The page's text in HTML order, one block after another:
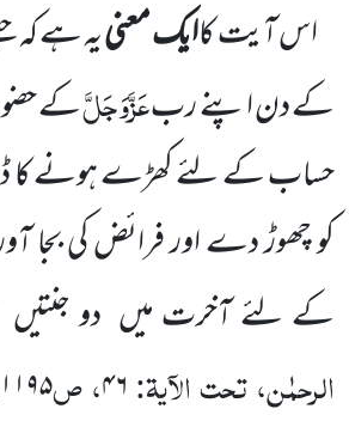
اس آیت کاایک معنییہ ہے کہ
کے دن اپنے ربعَزَّوَجَلَّکے
حسابکے لئے کھڑے ہونے کا ڈر
کو چھوڑ دے اور فرائض کی
کے لئے آخرت میں دو جنتیں
الرحمٰن، تحت الآیۃ:۴۶، ص۱۱۹۵